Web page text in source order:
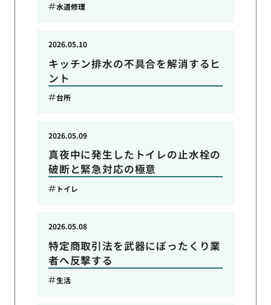
水道修理
キッチン排水の不具合を解消するヒ
ント
2026.05.10
台所
真夜中に発生したトイレの止水栓の
破断と緊急対応の極意
2026.05.09
トイレ
特定商取引法を武器にぼったくり業
者へ反撃する
2026.05.08
生活